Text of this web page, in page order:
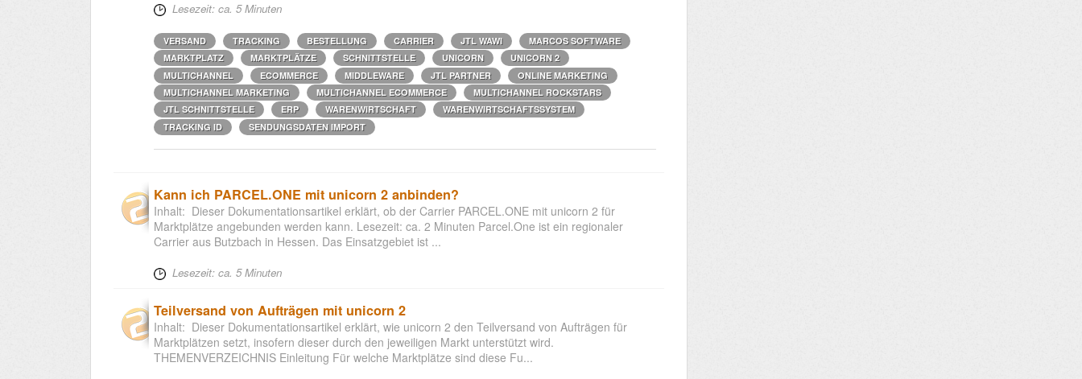
Lesezeit: ca. 5 Minuten
VERSAND TRACKING BESTELLUNG CARRIER JTL WAWI
MARCOS SOFTWARE
MARKTPLATZ
MARKTPLÄTZE SCHNITTSTELLE UNICORN
UNICORN 2
MULTICHANNEL
ECOMMERCE MIDDLEWARE JTL PARTNER
ONLINE MARKETING
MULTICHANNEL MARKETING
MULTICHANNEL ECOMMERCE
MULTICHANNEL ROCKSTARS
JTL SCHNITTSTELLE
ERP WARENWIRTSCHAFT
WARENWIRTSCHAFTSSYSTEM
TRACKING ID
SENDUNGSDATEN IMPORT
Kann ich PARCEL.ONE mit unicorn 2 anbinden?
Inhalt: Dieser Dokumentationsartikel erklärt, ob der Carrier PARCEL.ONE mit unicorn 2 für
Marktplätze angebunden werden kann. Lesezeit: ca. 2 Minuten Parcel.One ist ein regionaler
Carrier aus Butzbach in Hessen. Das Einsatzgebiet ist ...
Lesezeit: ca. 5 Minuten
Teilversand von Aufträgen mit unicorn 2
Inhalt: Dieser Dokumentationsartikel erklärt, wie unicorn 2 den Teilversand von Aufträgen für
Marktplätzen setzt, insofern dieser durch den jeweiligen Markt unterstützt wird.
THEMENVERZEICHNIS Einleitung Für welche Marktplätze sind diese Fu...